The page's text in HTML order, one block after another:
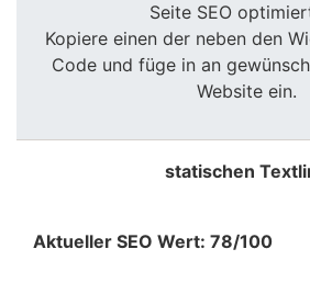
Seite SEO
Kopiere einen der neben den
Code und füge in an
Website ein.
statischen
Aktueller SEO Wert: 78/100